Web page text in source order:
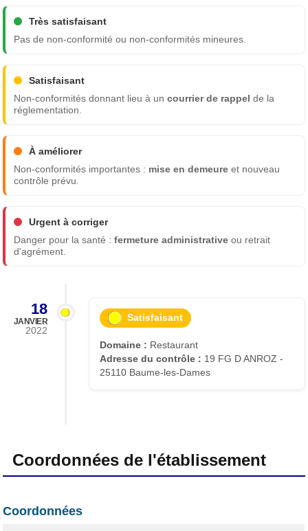
Très satisfaisant
Pas de non-conformité ou non-conformités mineures.
Satisfaisant
Non-conformités donnant lieu à uncourrier de rappel de la
réglementation.
À améliorer
Non-conformités importantes : mise en demeure et nouveau
contrôle prévu.
Urgent à corriger
Danger pour la santé :fermeture administrative ou retrait
d'agrément.
18
JANVIER
2022
Satisfaisant
Domaine : Restaurant
Adresse du contrôle : 19 FG D ANROZ -
25110 Baume-les-Dames
Coordonnées de l'établissement
Coordonnées